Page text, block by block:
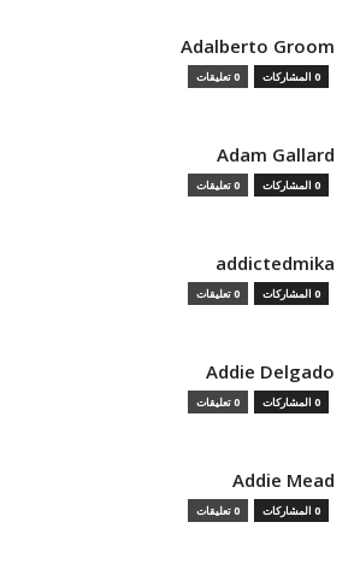
Adalberto Groom
0 المشاركات 0 تعليقات
Adam Gallard
0 المشاركات 0 تعليقات
addictedmika
0 المشاركات 0 تعليقات
Addie Delgado
0 المشاركات 0 تعليقات
Addie Mead
0 المشاركات 0 تعليقات